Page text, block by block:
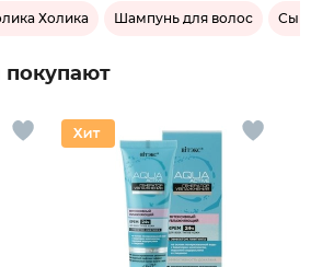
Холика Шампунь для волос
покупают